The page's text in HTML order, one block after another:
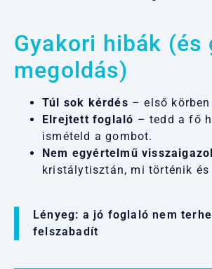
Gyakori hibák (és
megoldás)
Túl sok kérdés – első
Elrejtett foglaló – tedd a fő
ismételd a gombot.
Nem egyértelmű
kristálytisztán, mi történik és
Lényeg: a jó foglaló nem
felszabadít